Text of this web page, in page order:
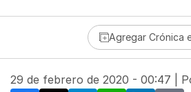
Agregar Crónica
29 de febrero de 2020 - 00:47 |